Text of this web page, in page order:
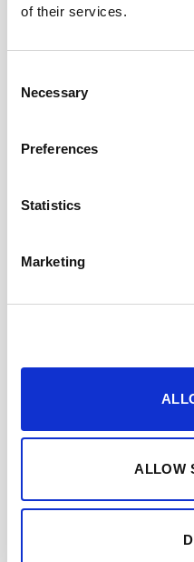
of their services.
Selection
Necessary
Preferences
Statistics
Marketing
ALLOW
Varios chefs quisieron
Lustau y Viña Herminia
un coctel basado en
combinado de
Pepa Muñoz presentó
con MANZANILLA
MANZANILLA